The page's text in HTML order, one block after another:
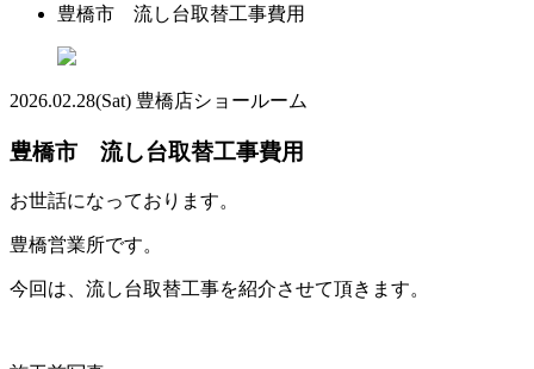
豊橋市 流し台取替工事費用
2026.02.28(Sat) 豊橋店ショールーム
豊橋市 流し台取替工事費用
お世話になっております。
豊橋営業所です。
今回は、流し台取替工事を紹介させて頂きます。